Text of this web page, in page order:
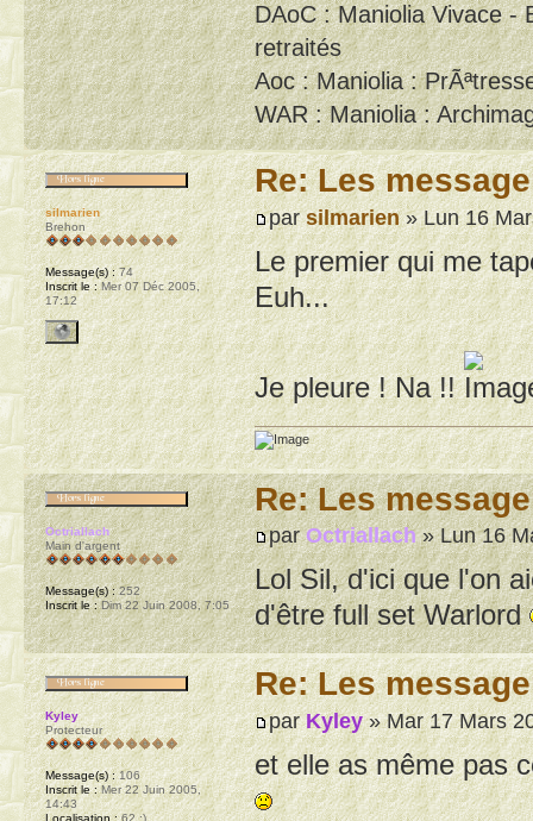
DAoC : Maniolia Vivace -
retraités
Aoc : Maniolia :
WAR : Maniolia :
Re: Les
parsilmarien» Lun 16
Le premier qui me
Euh...
Je pleure ! Na !!
silmarien
Brehon
Message(s) :74
Inscrit le :Mer 07 Déc 2005,
17:12
Re: Les
parOctriallach» Lun 16
Lol Sil, d'ici que l'on
d'être full set Warlord
Octriallach
Main d'argent
Message(s) :252
Inscrit le :Dim 22 Juin 2008, 7:05
Re: Les
parKyley» Mar 17 Mars
et elle as même pas
Kyley
Protecteur
Message(s) :106
Inscrit le :Mer 22 Juin 2005,
14:43
Localisation :62 :)